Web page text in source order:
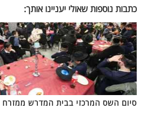
כתבות נוספות שאולי יעניינו אותך:
סיום השס המרכזי בבית המדרש